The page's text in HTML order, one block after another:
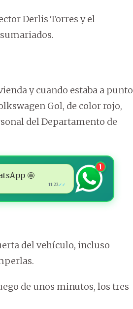
Derlis Torres y el
y cuando estaba a punto
Gol, de color rojo,
del Departamento de
🤩
11:22✓✓
1
del vehículo, incluso
de unos minutos, los tres